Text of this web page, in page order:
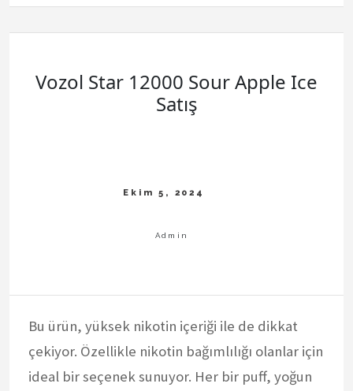
Vozol Star 12000 Sour Apple Ice
Satış
Bu ürün, yüksek nikotin içeriği ile de dikkat
çekiyor. Özellikle nikotin bağımlılığı olanlar için
ideal bir seçenek sunuyor. Her bir puff, yoğun